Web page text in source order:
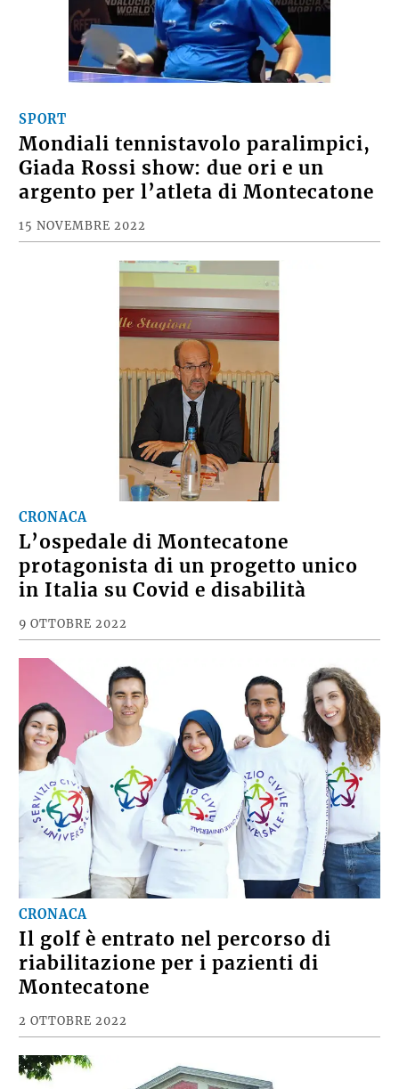
SPORT
Mondiali tennistavolo paralimpici,
Giada Rossi show: due ori e un
argento per l’atleta di Montecatone
15 NOVEMBRE 2022
CRONACA
L’ospedale di Montecatone
protagonista di un progetto unico
in Italia su Covid e disabilità
9 OTTOBRE 2022
CRONACA
Il golf è entrato nel percorso di
riabilitazione per i pazienti di
Montecatone
2 OTTOBRE 2022